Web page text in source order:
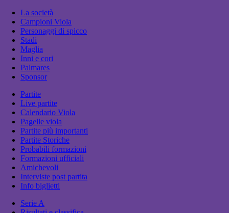
La società
Campioni Viola
Personaggi di spicco
Stadi
Maglia
Inni e cori
Palmares
Sponsor
Partite
Live partite
Calendario Viola
Pagelle viola
Partite più importanti
Partite Storiche
Probabili formazioni
Formazioni ufficiali
Amichevoli
Interviste post partita
Info biglietti
Serie A